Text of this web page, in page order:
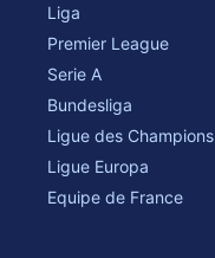
Liga
Premier League
Serie A
Bundesliga
Ligue des Champions
Ligue Europa
Equipe de France